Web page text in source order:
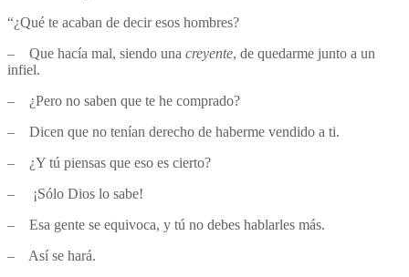
“¿Qué te acaban de decir esos hombres?
– Que hacía mal, siendo una creyente, de quedarme junto a un
infiel.
– ¿Pero no saben que te he comprado?
– Dicen que no tenían derecho de haberme vendido a ti.
– ¿Y tú piensas que eso es cierto?
– ¡Sólo Dios lo sabe!
– Esa gente se equivoca, y tú no debes hablarles más.
– Así se hará.